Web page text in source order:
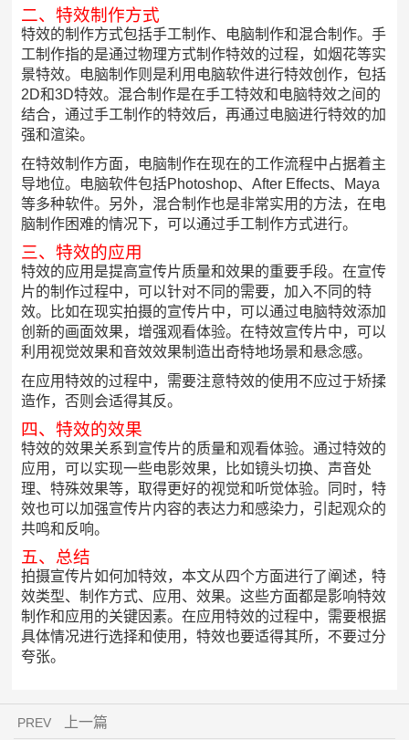
二、特效制作方式
特效的制作方式包括手工制作、电脑制作和混合制作。手
工制作指的是通过物理方式制作特效的过程，如烟花等实
景特效。电脑制作则是利用电脑软件进行特效创作，包括
2D和3D特效。混合制作是在手工特效和电脑特效之间的
结合，通过手工制作的特效后，再通过电脑进行特效的加
强和渲染。
在特效制作方面，电脑制作在现在的工作流程中占据着主
导地位。电脑软件包括Photoshop、After Effects、Maya
等多种软件。另外，混合制作也是非常实用的方法，在电
脑制作困难的情况下，可以通过手工制作方式进行。
三、特效的应用
特效的应用是提高宣传片质量和效果的重要手段。在宣传
片的制作过程中，可以针对不同的需要，加入不同的特
效。比如在现实拍摄的宣传片中，可以通过电脑特效添加
创新的画面效果，增强观看体验。在特效宣传片中，可以
利用视觉效果和音效效果制造出奇特地场景和悬念感。
在应用特效的过程中，需要注意特效的使用不应过于矫揉
造作，否则会适得其反。
四、特效的效果
特效的效果关系到宣传片的质量和观看体验。通过特效的
应用，可以实现一些电影效果，比如镜头切换、声音处
理、特殊效果等，取得更好的视觉和听觉体验。同时，特
效也可以加强宣传片内容的表达力和感染力，引起观众的
共鸣和反响。
五、总结
拍摄宣传片如何加特效，本文从四个方面进行了阐述，特
效类型、制作方式、应用、效果。这些方面都是影响特效
制作和应用的关键因素。在应用特效的过程中，需要根据
具体情况进行选择和使用，特效也要适得其所，不要过分
夸张。
PREV 上一篇